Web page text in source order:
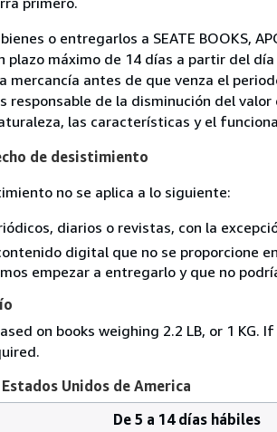
o entregarlos a SEATE BOOKS,
plazo máximo de 14 días a partir del
mercancía antes de que venza el
responsable de la disminución del
las características y el
de desistimiento
no se aplica a lo siguiente:
diarios o revistas, con la
digital que no se proporcione
empezar a entregarlo y que no
on books weighing 2.2 LB, or 1
Unidos de America
De 5 a 14 días hábiles